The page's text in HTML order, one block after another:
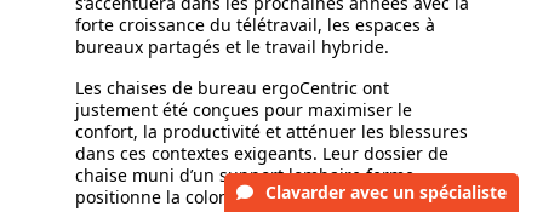
forte croissance du télétravail, les espaces à
bureaux partagés et le travail hybride.
Les chaises de bureau ergoCentric ont
justement été conçues pour maximiser le
confort, la productivité et atténuer les blessures
dans ces contextes exigeants. Leur dossier de
chaise muni d’un support lombaire ferme
positionne la colonne vertébrale dans sa
Clavarder avec un spécialiste